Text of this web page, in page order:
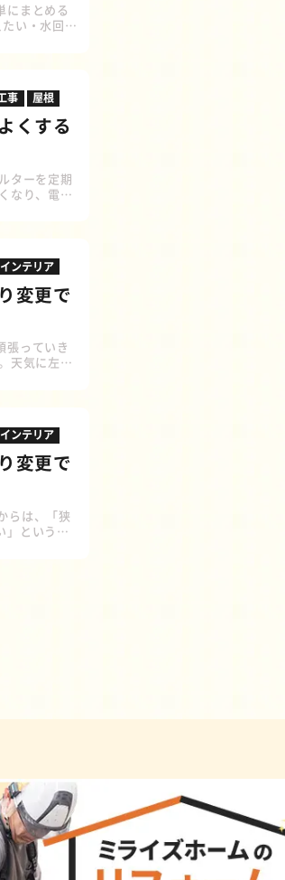
にまとめる
い・水回り
フロアタイ
事 屋根
くする
ターを定期
なり、電力
が簡単に
認すると
ンテリア
変更で
張っていき
天気に左右
分リノベ
けキッチン
ンテリア
変更で
らは、「狭
」というご